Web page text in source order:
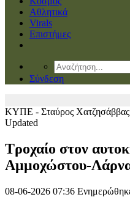
Αθλητικά
Virals
Επιστήμες
Σύνδεση
ΚΥΠΕ - Σταύρος Χατζησάββας
Updated
Τροχαίο στον
Αμμοχώστου-
08-06-2026 07:36